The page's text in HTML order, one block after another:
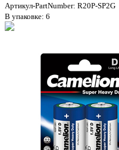
Артикул-PartNumber: R20P-SP2G
В упаковке: 6